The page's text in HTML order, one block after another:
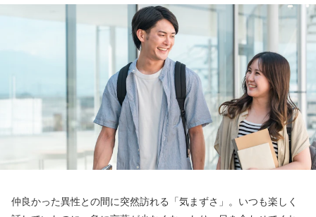
仲良かった異性との間に突然訪れる「気まずさ」。いつも楽しく